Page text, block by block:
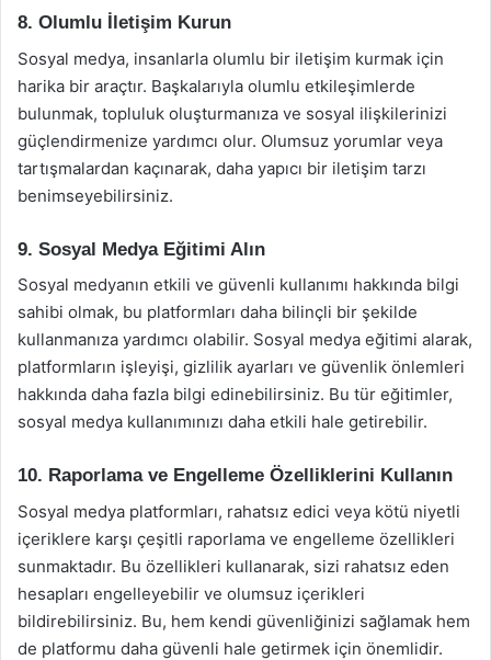
8. Olumlu İletişim Kurun
Sosyal medya, insanlarla olumlu bir iletişim kurmak için
harika bir araçtır. Başkalarıyla olumlu etkileşimlerde
bulunmak, topluluk oluşturmanıza ve sosyal ilişkilerinizi
güçlendirmenize yardımcı olur. Olumsuz yorumlar veya
tartışmalardan kaçınarak, daha yapıcı bir iletişim tarzı
benimseyebilirsiniz.
9. Sosyal Medya Eğitimi Alın
Sosyal medyanın etkili ve güvenli kullanımı hakkında bilgi
sahibi olmak, bu platformları daha bilinçli bir şekilde
kullanmanıza yardımcı olabilir. Sosyal medya eğitimi alarak,
platformların işleyişi, gizlilik ayarları ve güvenlik önlemleri
hakkında daha fazla bilgi edinebilirsiniz. Bu tür eğitimler,
sosyal medya kullanımınızı daha etkili hale getirebilir.
10. Raporlama ve Engelleme Özelliklerini Kullanın
Sosyal medya platformları, rahatsız edici veya kötü niyetli
içeriklere karşı çeşitli raporlama ve engelleme özellikleri
sunmaktadır. Bu özellikleri kullanarak, sizi rahatsız eden
hesapları engelleyebilir ve olumsuz içerikleri
bildirebilirsiniz. Bu, hem kendi güvenliğinizi sağlamak hem
de platformu daha güvenli hale getirmek için önemlidir.